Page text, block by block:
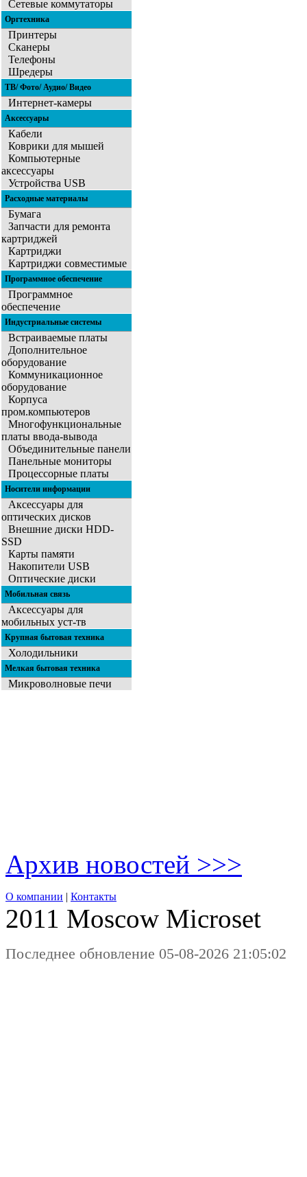
Сетевые коммутаторы
Оргтехника
Принтеры
Сканеры
Телефоны
Шредеры
ТВ/ Фото/ Аудио/ Видео
Интернет-камеры
Аксессуары
Кабели
Коврики для мышей
Компьютерные
аксессуары
Устройства USB
Расходные материалы
Бумага
Запчасти для ремонта
картриджей
Картриджи
Картриджи совместимые
Программное обеспечение
Программное
обеспечение
Индустриальные системы
Встраиваемые платы
Дополнительное
оборудование
Коммуникационное
оборудование
Корпуса
пром.компьютеров
Многофункциональные
платы ввода-вывода
Объединительные панели
Панельные мониторы
Процессорные платы
Носители информации
Аксессуары для
оптических дисков
Внешние диски HDD-
SSD
Карты памяти
Накопители USB
Оптические диски
Мобильная связь
Аксессуары для
мобильных уст-тв
Крупная бытовая техника
Холодильники
Мелкая бытовая техника
Микроволновые печи
Архив новостей >>>
О компании | Контакты
2011 Moscow Microset
Последнее обновление 05-08-2026 21:05:02